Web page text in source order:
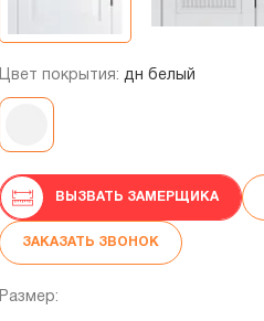
Цвет покрытия: дн белый
ВЫЗВАТЬ ЗАМЕРЩИКА
ЗАКАЗАТЬ ЗВОНОК
Размер: